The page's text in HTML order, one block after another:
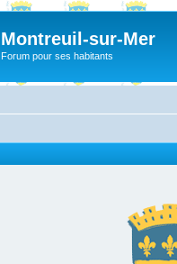
Montreuil-sur-Mer
Forum pour ses habitants